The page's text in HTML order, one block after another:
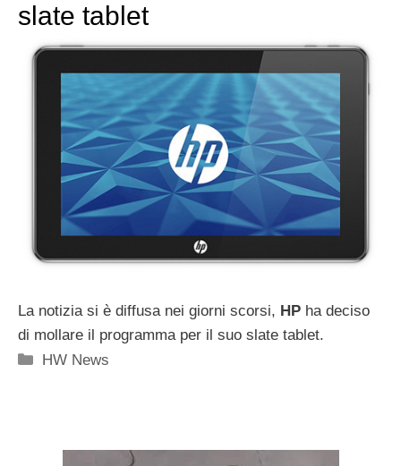
slate tablet
La notizia si è diffusa nei giorni scorsi, HP ha deciso
di mollare il programma per il suo slate tablet.
Categorie
HW News